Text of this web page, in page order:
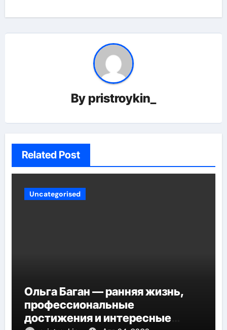
By pristroykin_
Related Post
Uncategorised
Ольга Баган — ранняя жизнь,
профессиональные
достижения и интересные